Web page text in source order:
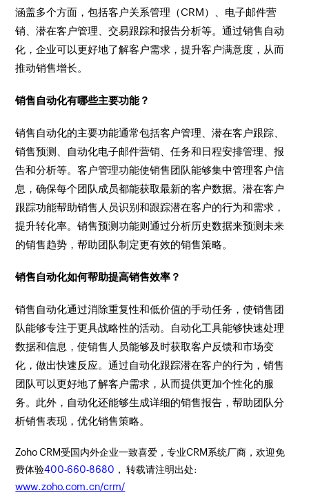
涵盖多个方面，包括客户关系管理（CRM）、电子邮件营
销、潜在客户管理、交易跟踪和报告分析等。通过销售自动
化，企业可以更好地了解客户需求，提升客户满意度，从而
推动销售增长。
销售自动化有哪些主要功能？
销售自动化的主要功能通常包括客户管理、潜在客户跟踪、
销售预测、自动化电子邮件营销、任务和日程安排管理、报
告和分析等。客户管理功能使销售团队能够集中管理客户信
息，确保每个团队成员都能获取最新的客户数据。潜在客户
跟踪功能帮助销售人员识别和跟踪潜在客户的行为和需求，
提升转化率。销售预测功能则通过分析历史数据来预测未来
的销售趋势，帮助团队制定更有效的销售策略。
销售自动化如何帮助提高销售效率？
销售自动化通过消除重复性和低价值的手动任务，使销售团
队能够专注于更具战略性的活动。自动化工具能够快速处理
数据和信息，使销售人员能够及时获取客户反馈和市场变
化，做出快速反应。通过自动化跟踪潜在客户的行为，销售
团队可以更好地了解客户需求，从而提供更加个性化的服
务。此外，自动化还能够生成详细的销售报告，帮助团队分
析销售表现，优化销售策略。
Zoho CRM受国内外企业一致喜爱，专业CRM系统厂商，欢迎免
费体验400-660-8680 ， 转载请注明出处:
www.zoho.com.cn/crm/